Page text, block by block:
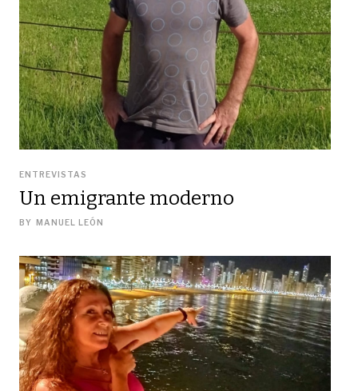
ENTREVISTAS
Un emigrante moderno
BY MANUEL LEÓN